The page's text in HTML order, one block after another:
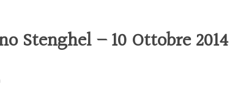
Stenghel – 10 Ottobre 2014